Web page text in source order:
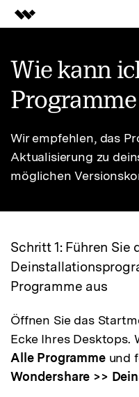
KI-gestützte digitale
Dienstprogramme
Business
Überblick
Lösungen
Über uns
Shop
Suchen
Wie kann
Wir empfehlen, das
Aktualisierung zu
möglichen
Schritt 1: Führen Sie
Programme aus
Öffnen Sie das
Ecke Ihres Desktops.
Alle Programmeund
Wondershare >>